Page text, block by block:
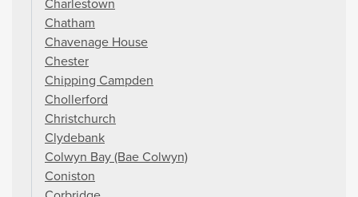
Charlestown
Chatham
Chavenage House
Chester
Chipping Campden
Chollerford
Christchurch
Clydebank
Colwyn Bay (Bae Colwyn)
Coniston